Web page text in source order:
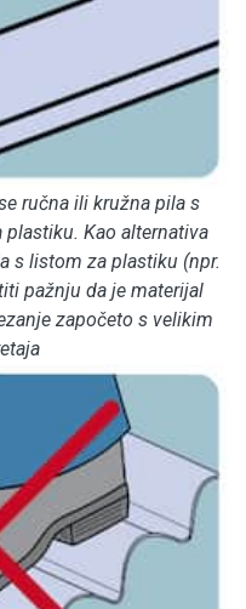
ručna ili kružna pila s
Kao alternativa
s listom za plastiku (npr.
pažnju da je materijal
započeto s velikim